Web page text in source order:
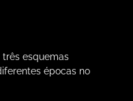
três esquemas
épocas no